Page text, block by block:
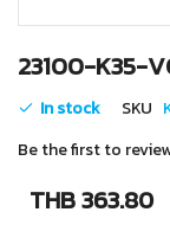
23100-K35-
In stock SKU
Be the first to
THB 363.80
to
beginning
the
images
gallery